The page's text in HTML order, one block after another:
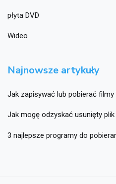
płyta DVD
Wideo
Najnowsze artykuły
Jak zapisywać lub pobierać
Jak mogę odzyskać usunięty
3 najlepsze programy do